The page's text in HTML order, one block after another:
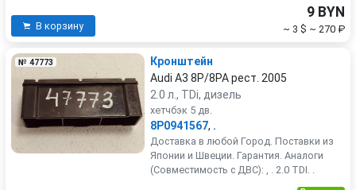
В корзину
9 BYN
~ 3 $ ~ 270 ₽
№ 47773
Кронштейн
Audi A3 8P/8PA рест. 2005
2.0 л., TDi, дизель
хетчбэк 5 дв.
8P0941567, .
Доставка в любой Город. Поставки из
Японии и Швеции. Гарантия. Аналоги
(Совместимость с ДВС): , . 2.0 TDI. .